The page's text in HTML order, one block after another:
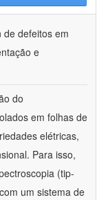
de defeitos em
e
do
em folhas de
elétricas,
Para isso,
(tip-
um sistema de